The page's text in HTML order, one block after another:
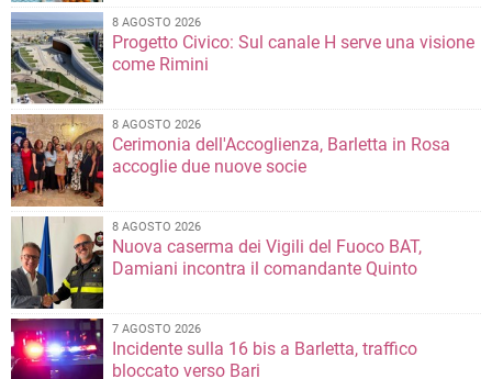
8 AGOSTO 2026
Progetto Civico: Sul canale H serve una visione
come Rimini
8 AGOSTO 2026
Cerimonia dell'Accoglienza, Barletta in Rosa
accoglie due nuove socie
8 AGOSTO 2026
Nuova caserma dei Vigili del Fuoco BAT,
Damiani incontra il comandante Quinto
7 AGOSTO 2026
Incidente sulla 16 bis a Barletta, traffico
bloccato verso Bari